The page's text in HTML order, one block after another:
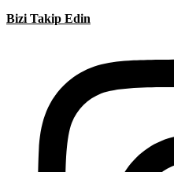
Bizi Takip Edin